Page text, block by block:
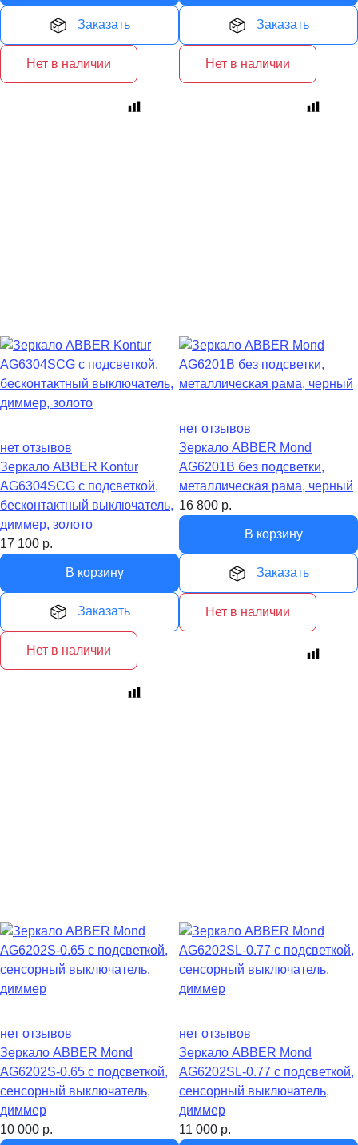
Заказать
Нет в наличии
Заказать
Нет в наличии
нет отзывов
Зеркало ABBER Kontur
AG6304SCG с подсветкой,
бесконтактный выключатель,
диммер, золото
17 100 р.
В корзину
Заказать
Нет в наличии
нет отзывов
Зеркало ABBER Mond
AG6201B без подсветки,
металлическая рама, черный
16 800 р.
В корзину
Заказать
Нет в наличии
нет отзывов
Зеркало ABBER Mond
AG6202S-0.65 с подсветкой,
сенсорный выключатель,
диммер
10 000 р.
нет отзывов
Зеркало ABBER Mond
AG6202SL-0.77 с подсветкой,
сенсорный выключатель,
диммер
11 000 р.